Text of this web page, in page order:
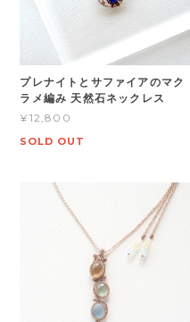
プレナイトとサファイアのマク
ラメ編み 天然石ネックレス
¥12,800
SOLD OUT